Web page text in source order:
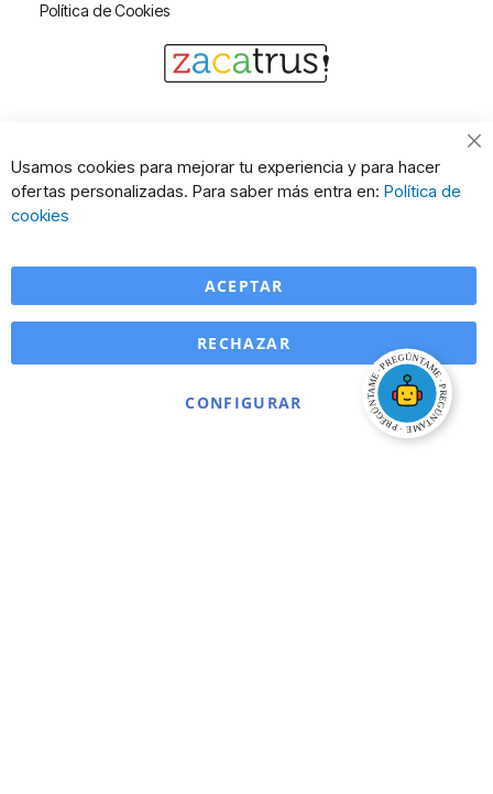
Política de Cookies
Usamos cookies para mejorar tu experiencia y para hacer
ofertas personalizadas. Para saber más entra en: Política de
cookies
ACEPTAR
CONFIGURAR
RECHAZAR